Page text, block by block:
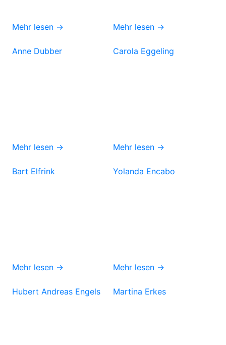
Mehr lesen → Mehr lesen →
Anne Dubber
Mehr lesen →
Carola Eggeling
Mehr lesen →
Bart Elfrink
Mehr lesen →
Yolanda Encabo
Mehr lesen →
Hubert Andreas Engels Martina Erkes